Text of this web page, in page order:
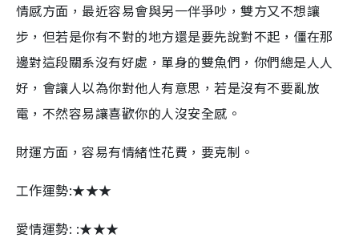
情感方面，最近容易會與另一伴爭吵，雙方又不想讓
步，但若是你有不對的地方還是要先說對不起，僵在那
邊對這段關系沒有好處，單身的雙魚們，你們總是人人
好，會讓人以為你對他人有意思，若是沒有不要亂放
電，不然容易讓喜歡你的人沒安全感。
財運方面，容易有情緒性花費，要克制。
工作運勢:★★★
愛情運勢: :★★★